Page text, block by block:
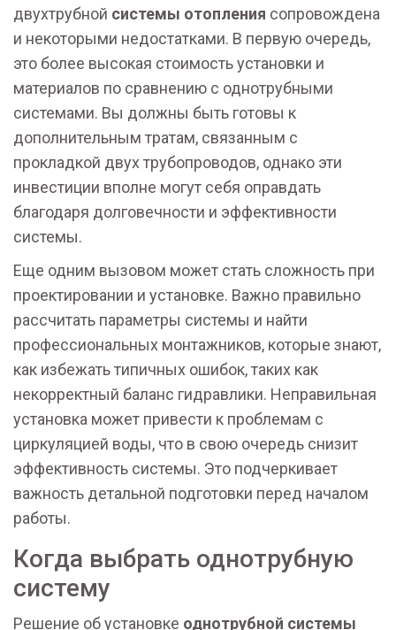
двухтрубной системы отопления сопровождена
и некоторыми недостатками. В первую очередь,
это более высокая стоимость установки и
материалов по сравнению с однотрубными
системами. Вы должны быть готовы к
дополнительным тратам, связанным с
прокладкой двух трубопроводов, однако эти
инвестиции вполне могут себя оправдать
благодаря долговечности и эффективности
системы.
Еще одним вызовом может стать сложность при
проектировании и установке. Важно правильно
рассчитать параметры системы и найти
профессиональных монтажников, которые знают,
как избежать типичных ошибок, таких как
некорректный баланс гидравлики. Неправильная
установка может привести к проблемам с
циркуляцией воды, что в свою очередь снизит
эффективность системы. Это подчеркивает
важность детальной подготовки перед началом
работы.
Когда выбрать однотрубную
систему
Решение об установке однотрубной системы